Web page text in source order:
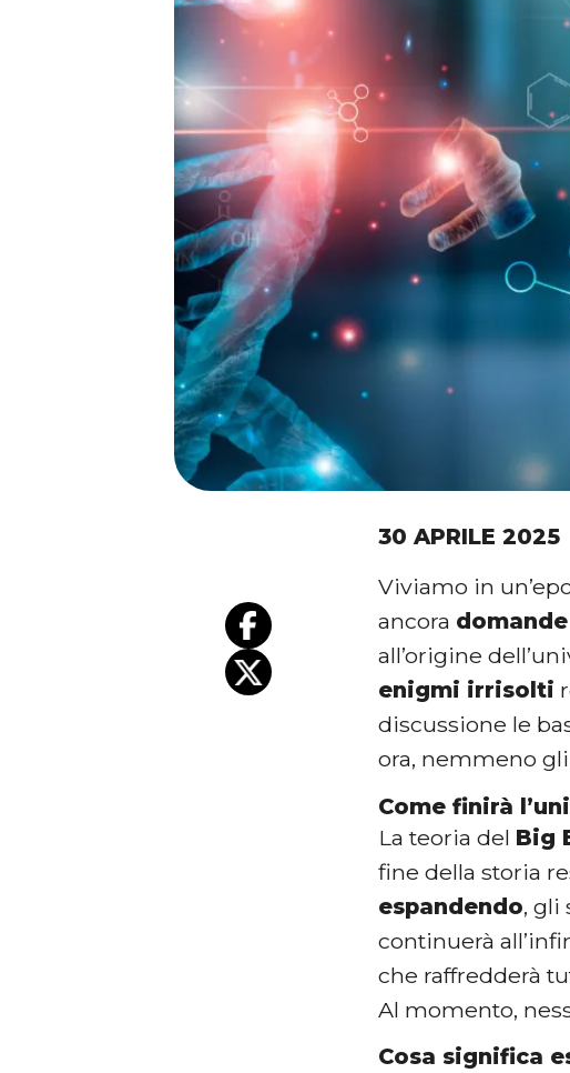
30 APRILE 2025
Viviamo in
ancora
all’origine
enigmi irrisolti
discussione le
ora, nemmeno
Come finirà
La teoria del Big
fine della storia
espandendo, gli
continuerà
che raffredderà
Al momento,
Cosa significa